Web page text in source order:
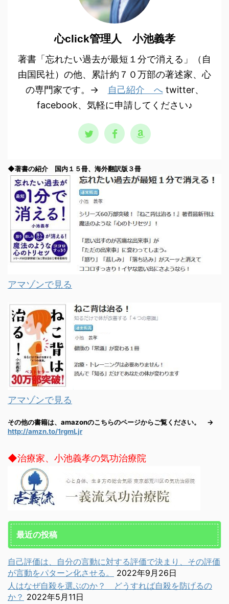
心click管理人 小池義孝
著書「忘れたい過去が最短１分で消える」（自
由国民社）の他、累計約７０万部の著述家、心
の専門家です。→
自己紹介 へtwitter、
facebook、気軽に申請してください♪
◆著書の紹介 国内１５冊、海外翻訳版３冊
アマゾンで見る
アマゾンで見る
その他の書籍は、amazonのこちらのページからご覧ください。 →
http://amzn.to/1rgmLjr
◆治療家、小池義孝の気功治療院
最近の投稿
自己評価は、自分の言動に対する評価で決まり、その評価
が言動をパターン化させる。
2022年9月26日
人はなぜ自殺を選ぶのか？ どうすれば自殺を防げるの
か？ 2022年5月11日